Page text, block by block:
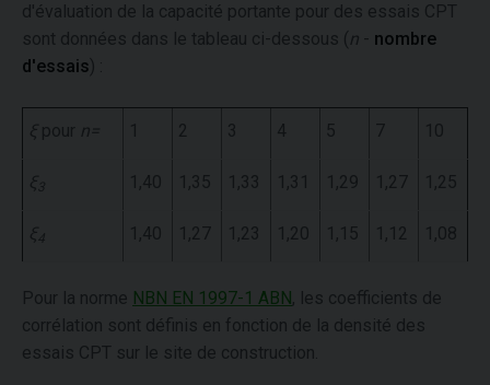
d'évaluation de la capacité portante pour des essais CPT
sont données dans le tableau ci-dessous ( n - nombre
d'essais) :
ξ pour n= 1 2 3 4 5 7 10
ξ 3 1,40 1,35 1,33 1,31 1,29 1,27 1,25
ξ 4 1,40 1,27 1,23 1,20 1,15 1,12 1,08
Pour la norme NBN EN 1997-1 ABN, les coefficients de
corrélation sont définis en fonction de la densité des
essais CPT sur le site de construction.